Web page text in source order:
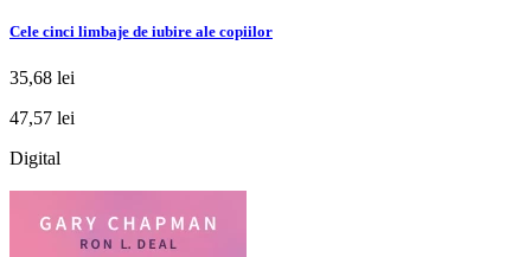
Cele cinci limbaje de iubire ale copiilor
35,68 lei
47,57 lei
Digital